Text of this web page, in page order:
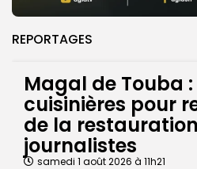
REPORTAGES
Magal de Touba
cuisinières pour
de la
journalistes
samedi 1 août 2026 à 11h21